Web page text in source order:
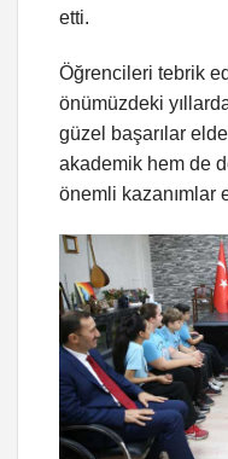
etti.
Öğrencileri tebrik
önümüzdeki
güzel başarılar
akademik hem de
önemli kazanımlar